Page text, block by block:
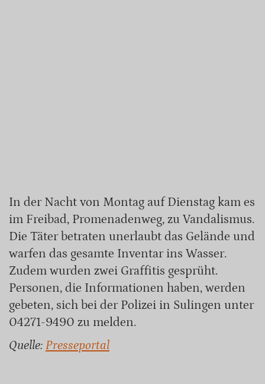
In der Nacht von Montag auf Dienstag kam es
im Freibad, Promenadenweg, zu Vandalismus.
Die Täter betraten unerlaubt das Gelände und
warfen das gesamte Inventar ins Wasser.
Zudem wurden zwei Graffitis gesprüht.
Personen, die Informationen haben, werden
gebeten, sich bei der Polizei in Sulingen unter
04271-9490 zu melden.
Quelle: Presseportal